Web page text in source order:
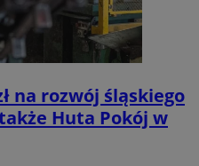
na rozwój śląskiego
Huta Pokój w